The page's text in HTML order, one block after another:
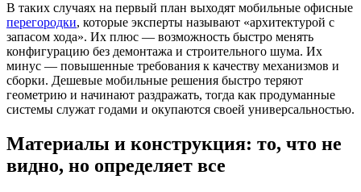
В таких случаях на первый план выходят мобильные офисные
перегородки, которые эксперты называют «архитектурой с
запасом хода». Их плюс — возможность быстро менять
конфигурацию без демонтажа и строительного шума. Их
минус — повышенные требования к качеству механизмов и
сборки. Дешевые мобильные решения быстро теряют
геометрию и начинают раздражать, тогда как продуманные
системы служат годами и окупаются своей универсальностью.
Материалы и конструкция: то, что не
видно, но определяет все